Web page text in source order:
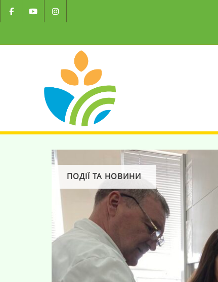
ПОДІЇ ТА НОВИНИ